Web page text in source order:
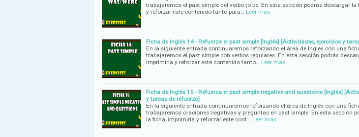
trabajaremos el past simple del verbo to be. En esta sección podrás descargar la
y reforzar este contenido tanto para…
Leer más
Ficha de Inglés 14 - Refuerza el past simple [Inglés] [Actividades, ejercicios y
En la siguiente entrada continuaremos reforzando el área de Inglés con una
trabajaremos el past simple con verbos regulares. En esta sección podrás
imprimirla y reforzar este contenido tanto…
Leer más
Ficha de Inglés 15 - Refuerza el past simple negative and questions [Inglés]
y tareas de refuerzo]
En la siguiente entrada continuaremos reforzando el área de Inglés con una
trabajaremos oraciones negativas y preguntas en past simple. En esta sección
la ficha, imprimirla y reforzar este cont…
Leer más